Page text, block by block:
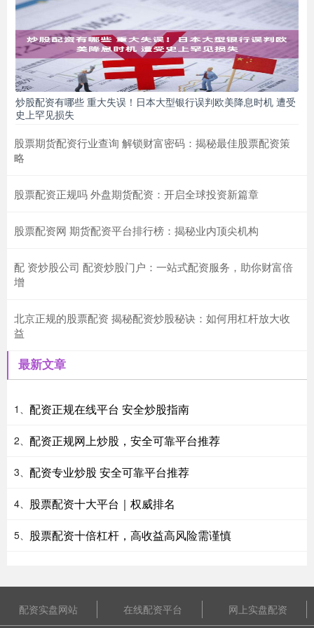
炒股配资有哪些 重大失误！日本大型银行误判欧美降息时机 遭受
史上罕见损失
股票期货配资行业查询 解锁财富密码：揭秘最佳股票配资策
略
股票配资正规吗 外盘期货配资：开启全球投资新篇章
股票配资网 期货配资平台排行榜：揭秘业内顶尖机构
配 资炒股公司 配资炒股门户：一站式配资服务，助你财富倍
增
北京正规的股票配资 揭秘配资炒股秘诀：如何用杠杆放大收
益
最新文章
1、 配资正规在线平台 安全炒股指南
2、 配资正规网上炒股，安全可靠平台推荐
3、 配资专业炒股 安全可靠平台推荐
4、 股票配资十大平台｜权威排名
5、 股票配资十倍杠杆，高收益高风险需谨慎
配资实盘网站 在线配资平台 网上实盘配资